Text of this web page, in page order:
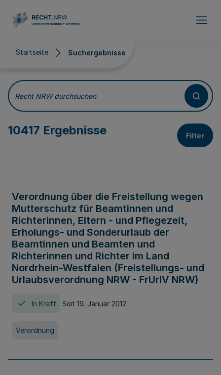
Startseite Suchergebnisse
Suchergebnisse
Recht NRW durchsuchen
10417 Ergebnisse Filter
Verordnung über die Freistellung wegen
Mutterschutz für Beamtinnen und
Richterinnen, Eltern - und Pflegezeit,
Erholungs- und Sonderurlaub der
Beamtinnen und Beamten und
Richterinnen und Richter im Land
Nordrhein-Westfalen (Freistellungs- und
Urlaubsverordnung NRW - FrUrlV NRW)
In Kraft Seit 19. Januar 2012
Verordnung